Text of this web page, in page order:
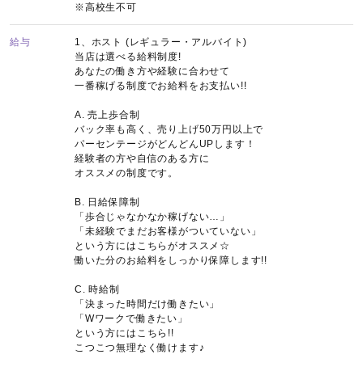
※高校生不可
給与
1、ホスト (レギュラー・アルバイト)
当店は選べる給料制度!
あなたの働き方や経験に合わせて
一番稼げる制度でお給料をお支払い!!
A. 売上歩合制
バック率も高く、売り上げ50万円以上で
パーセンテージがどんどんUPします！
経験者の方や自信のある方に
オススメの制度です。
B. 日給保障制
「歩合じゃなかなか稼げない…」
「未経験でまだお客様がついていない」
という方にはこちらがオススメ☆
働いた分のお給料をしっかり保障します!!
C. 時給制
「決まった時間だけ働きたい」
「Wワークで働きたい」
という方にはこちら!!
こつこつ無理なく働けます♪